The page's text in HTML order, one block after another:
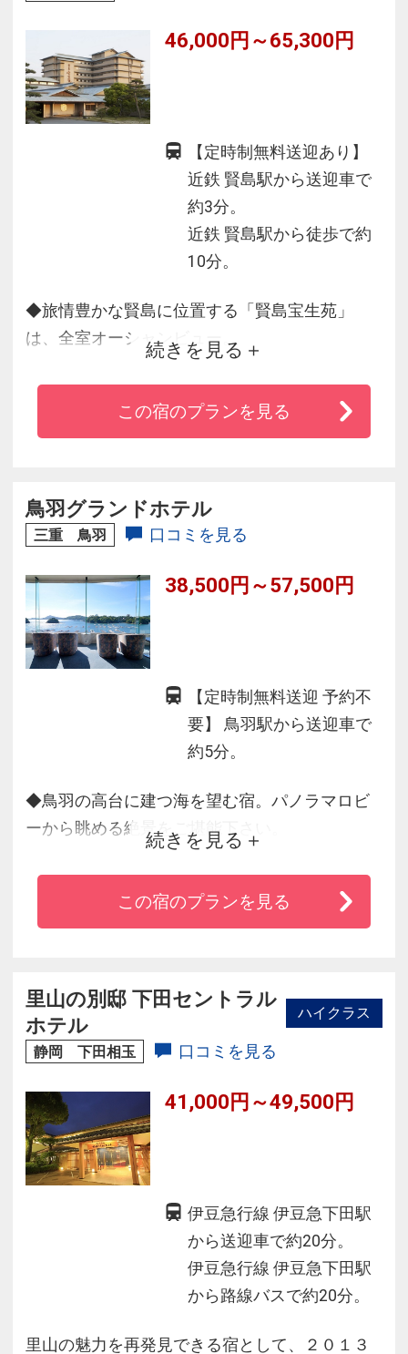
46,000円～65,300円
【定時制無料送迎あり】
近鉄 賢島駅から送迎車で
約3分。
近鉄 賢島駅から徒歩で約
10分。
◆旅情豊かな賢島に位置する「賢島宝生苑」
は、全室オーシャンビュー。
英虞湾の素晴らしい眺めをお楽しみください。
◆とろりとした泉質は保温効果が高く、美肌効
果も期待できる良質な湯が女性に人気。
◆滝の流れる屋内アトリウム和風庭園やボーリ
ング場、カラオケバーなど楽しめる
続きを見る
この宿のプランを見る
鳥羽グランドホテル
三重 鳥羽 口コミを見る
38,500円～57,500円
【定時制無料送迎 予約不
要】 鳥羽駅から送迎車で
約5分。
◆鳥羽の高台に建つ海を望む宿。パノラマロビ
ーから眺める絶景をご堪能下さい。
◆賢島へ約60分・伊勢神宮へは約25分・鳥羽水
族館へは約5分と伊勢志摩の観光に便利
◆壮大な鳥羽湾を臨む露天風呂。朝焼けにはと
のホテルです。
続きを見る
この宿のプランを見る
里山の別邸 下田セントラル
ホテル
ハイクラス
静岡 下田相玉 口コミを見る
41,000円～49,500円
伊豆急行線 伊豆急下田駅
から送迎車で約20分。
伊豆急行線 伊豆急下田駅
から路線バスで約20分。
里山の魅力を再発見できる宿として、２０１３